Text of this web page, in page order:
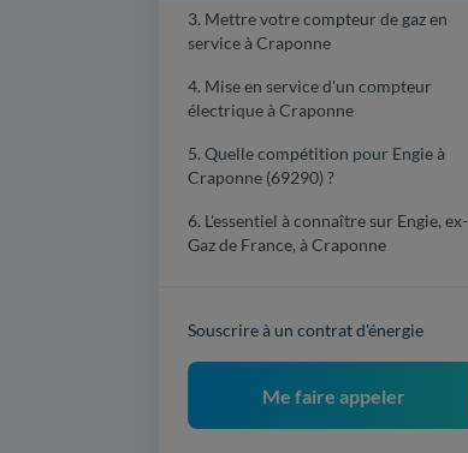
3. Mettre votre compteur de gaz en
service à Craponne
4. Mise en service d'un compteur
électrique à Craponne
5. Quelle compétition pour Engie à
Craponne (69290) ?
6. L'essentiel à connaître sur Engie, ex-
Gaz de France, à Craponne
Souscrire à un contrat d'énergie
Me faire appeler